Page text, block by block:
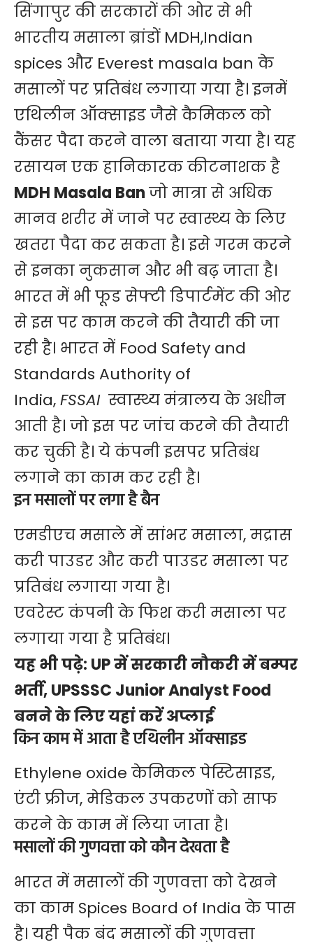
सिंगापुर की सरकारों की ओर से भी
भारतीय मसाला ब्रांडों MDH,Indian
spices और Everest masala ban के
मसालों पर प्रतिबंध लगाया गया है। इनमें
एथिलीन ऑक्साइड जैसे कैमिकल को
कैंसर पैदा करने वाला बताया गया है। यह
रसायन एक हानिकारक कीटनाशक है
MDH Masala Banजो मात्रा से अधिक
मानव शरीर में जाने पर स्वास्थ्य के लिए
खतरा पैदा कर सकता है। इसे गरम करने
से इनका नुकसान और भी बढ़ जाता है।
भारत में भी फूड सेफ्टी डिपार्टमेंट की ओर
से इस पर काम करने की तैयारी की जा
रही है। भारत में Food Safety and
Standards Authority of
India,FSSAIस्वास्थ्य मंत्रालय के अधीन
आती है। जो इस पर जांच करने की तैयारी
कर चुकी है। ये कंपनी इसपर प्रतिबंध
लगाने का काम कर रही है।
इन मसालों पर लगा है बैन
एमडीएच मसाले में सांभर मसाला, मद्रास
करी पाउडर और करी पाउडर मसाला पर
प्रतिबंध लगाया गया है।
एवरेस्ट कंपनी के फिश करी मसाला पर
लगाया गया है प्रतिबंध।
यह भी पढ़े: UP में सरकारी नौकरी में बम्पर
भर्ती, UPSSSC Junior Analyst Food
बनने के लिए यहां करें अप्लाई
किन काम में आता है एथिलीन ऑक्साइड
Ethylene oxide केमिकल पेस्टिसाइड,
एंटी फ्रीज, मेडिकल उपकरणों को साफ
करने के काम में लिया जाता है।
मसालों की गुणवत्ता को कौन देखता है
भारत में मसालों की गुणवत्ता को देखने
का काम Spices Board of India के पास
है। यही पैक बंद मसालों की गुणवत्ता